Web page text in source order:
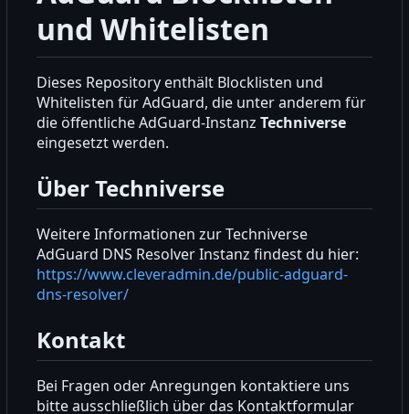
und Whitelisten
Dieses Repository enthält Blocklisten und
Whitelisten für AdGuard, die unter anderem für
die öffentliche AdGuard-Instanz Techniverse
eingesetzt werden.
Über Techniverse
Weitere Informationen zur Techniverse
AdGuard DNS Resolver Instanz findest du hier:
https://www.cleveradmin.de/public-adguard-
dns-resolver/
Kontakt
Bei Fragen oder Anregungen kontaktiere uns
bitte ausschließlich über das Kontaktformular